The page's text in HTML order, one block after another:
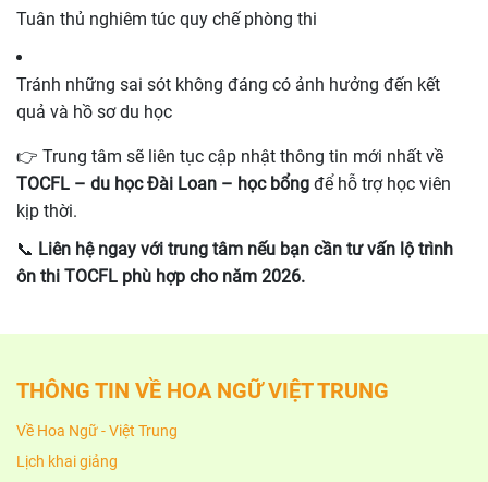
Tuân thủ nghiêm túc quy chế phòng thi
Tránh những sai sót không đáng có ảnh hưởng đến kết
quả và hồ sơ du học
👉 Trung tâm sẽ liên tục cập nhật thông tin mới nhất về
TOCFL – du học Đài Loan – học bổng để hỗ trợ học viên
kịp thời.
📞 Liên hệ ngay với trung tâm nếu bạn cần tư vấn lộ trình
ôn thi TOCFL phù hợp cho năm 2026.
THÔNG TIN VỀ HOA NGỮ VIỆT TRUNG
Về Hoa Ngữ - Việt Trung
Lịch khai giảng